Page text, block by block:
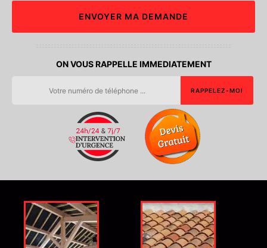
ON VOUS RAPPELLE IMMEDIATEMENT